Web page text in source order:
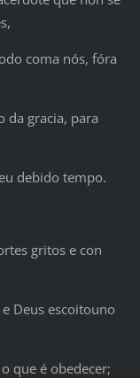
coma nós, fóra
da gracia, para
debido tempo.
gritos e con
Deus escoitouno
que é obedecer;